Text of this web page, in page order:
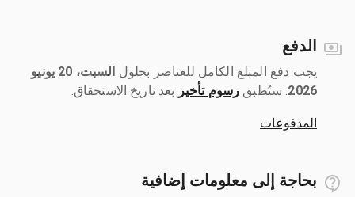
الدفع
يجب دفع المبلغ الكامل للعناصر بحلول ‎
السبت، 20 يونيو
2026
رسوم تأخير بعد تاريخ الاستحقاق.
المدفوعات
بحاجة إلى معلومات إضافية